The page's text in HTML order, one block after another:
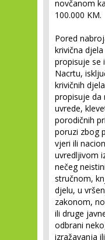
novčanom
100.000 KM.
Pored
krivična
propisuje se
Nacrtu,
krivičnih
propisuje da
uvrede,
porodičnih
poruzi zbog
vjeri ili
uvredljivom
nečeg
stručnom,
djelu, u
zakonom,
ili druge
odbrani
izražavanja